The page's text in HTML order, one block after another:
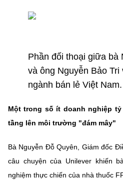
Phần đối thoại giữa bà
và ông Nguyễn Bảo
ngành bán lẻ Việt Nam.
Một trong số ít doanh nghiệp
tầng lên môi trường "đám mây"
Bà Nguyễn Đỗ Quyên, Giám đốc
câu chuyện của Unilever khiến
nghiệm thực chiến của nhà thuốc